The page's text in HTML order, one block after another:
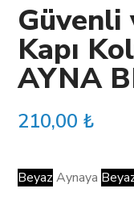
Güvenli
Kapı
AYNA
210,00 ₺
Beyaz Aynaya